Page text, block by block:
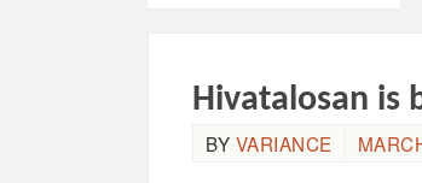
Hivatalosan is
BY VARIANCE